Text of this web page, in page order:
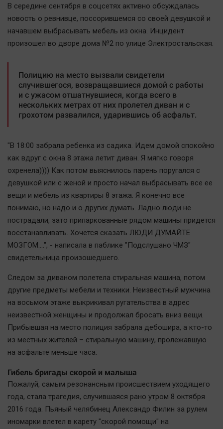
В середине сентября в соцсетях активно обсуждалась
новость о ревнивце, поссорившемся со своей девушкой и
начавшем выбрасывать мебель из окна. Инцидент
произошел во дворе дома №2 по улице Электростальская.
Полицию на место вызвали свидетели
случившегося, возвращавшиеся домой с работы
и с ужасом отшатнувшиеся, когда всего в
нескольких метрах от них пролетел диван и с
грохотом развалился, ударившись об асфальт.
"В 18:00 забрала ребенка из садика. Идем домой спокойно
как вдруг с окна 8 этажа летит диван. Я мягко говоря
охренела)))) Как потом выяснилось парень поругался с
девушкой или с женой и просто начал выбрасывать все ее
вещи и мебель из квартиры 8 этажа. Я конечно все
понимаю, но надо и о других думать. Ладно люди не
пострадали, зато припаркованные рядом машины придется
восстанавливать. Хочется сказать ЛЮДИ ДУМАЙТЕ
МОЗГОМ....", - написала в паблике "Подслушано ЧМЗ"
свидетельница произошедшего.
Следом за диваном полетела стиральная машина, потом
другие предметы мебели и техники. Неизвестный мужчина
на восьмом этаже выкрикивал ругательства в адрес
неизвестной женщины и продолжал бросать вниз вещи.
Прибывшая на место полиция забрала дебошира, а кто-то
из местных жителей – стиральную машину, пролежавшую
на асфальте меньше часа.
Гибель бригады скорой и малыша
Пожалуй, самым резонансным происшествием уходящего
года, стала трагедия, случившаяся рано утром 8 октября
2016 года. Пьяный челябинец Александр Филин за рулем
иномарки влетел в карету "скорой помощи" на